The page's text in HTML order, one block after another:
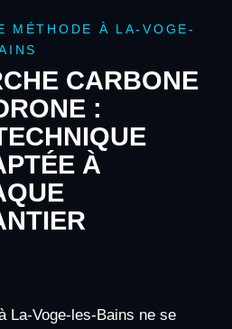
MÉTHODE À LA-VOGE-
CARBONE
:
À
La-Voge-les-Bains ne se